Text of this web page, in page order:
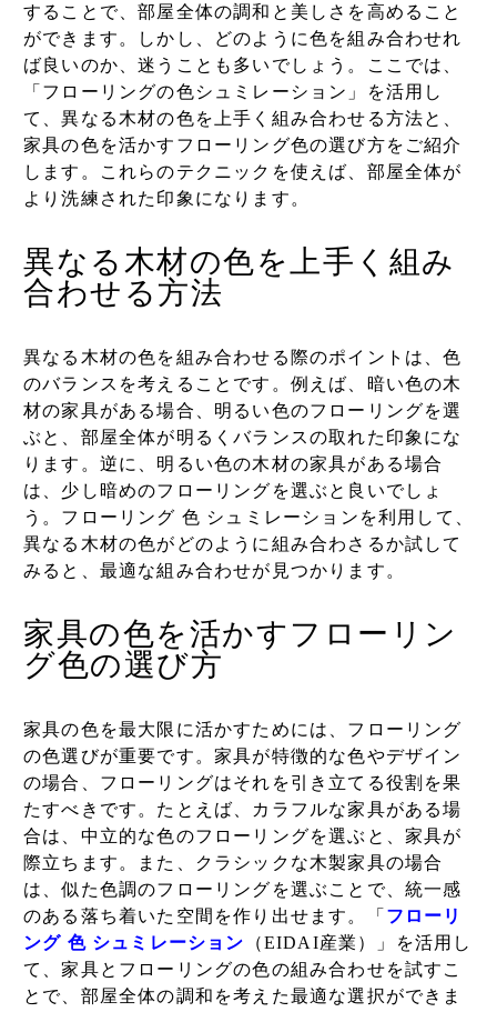
することで、部屋全体の調和と美しさを高めること
ができます。しかし、どのように色を組み合わせれ
ば良いのか、迷うことも多いでしょう。ここでは、
「フローリングの色シュミレーション」を活用し
て、異なる木材の色を上手く組み合わせる方法と、
家具の色を活かすフローリング色の選び方をご紹介
します。これらのテクニックを使えば、部屋全体が
より洗練された印象になります。
異なる木材の色を上手く組み
合わせる方法
異なる木材の色を組み合わせる際のポイントは、色
のバランスを考えることです。例えば、暗い色の木
材の家具がある場合、明るい色のフローリングを選
ぶと、部屋全体が明るくバランスの取れた印象にな
ります。逆に、明るい色の木材の家具がある場合
は、少し暗めのフローリングを選ぶと良いでしょ
う。フローリング 色 シュミレーションを利用して、
異なる木材の色がどのように組み合わさるか試して
みると、最適な組み合わせが見つかります。
家具の色を活かすフローリン
グ色の選び方
家具の色を最大限に活かすためには、フローリング
の色選びが重要です。家具が特徴的な色やデザイン
の場合、フローリングはそれを引き立てる役割を果
たすべきです。たとえば、カラフルな家具がある場
合は、中立的な色のフローリングを選ぶと、家具が
際立ちます。また、クラシックな木製家具の場合
は、似た色調のフローリングを選ぶことで、統一感
のある落ち着いた空間を作り出せます。「 フローリ
ング 色 シュミレーション （EIDAI産業）」を活用し
て、家具とフローリングの色の組み合わせを試すこ
とで、部屋全体の調和を考えた最適な選択ができま